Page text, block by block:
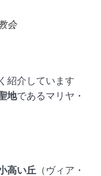
会
紹介しています
地であるマリヤ・
高い丘 （ヴィア・